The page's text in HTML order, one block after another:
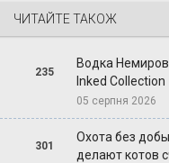
ЧИТАЙТЕ ТАКОЖ
235
Водка
Inked Collection
05 серпня 2026
301
Охота без
делают котов